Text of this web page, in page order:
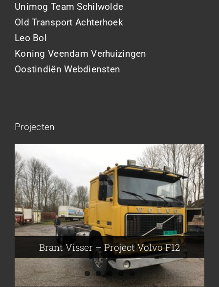
Unimog Team Schilwolde
Old Transport Achterhoek
Leo Bol
Koning Veendam Verhuizingen
Oostindiën Webdiensten
Projecten
Brant Visser – Project Volvo F12
Flikkema – Spijk
Brant Visser – Project Volvo F88
Auke van der Kooi – Projekt Scania
John Moesker – Project Bedford